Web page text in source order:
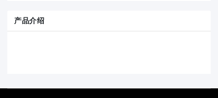
产品介绍